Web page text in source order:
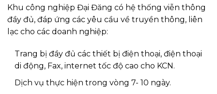
Khu công nghiệp Đại Đăng có hệ thống viễn thông
đầy đủ, đáp ứng các yêu cầu về truyền thông, liên
lạc cho các doanh nghiệp:
Trang bị đầy đủ các thiết bị điện thoại, điện thoại
di động, Fax, internet tốc độ cao cho KCN.
Dịch vụ thực hiện trong vòng 7- 10 ngày.